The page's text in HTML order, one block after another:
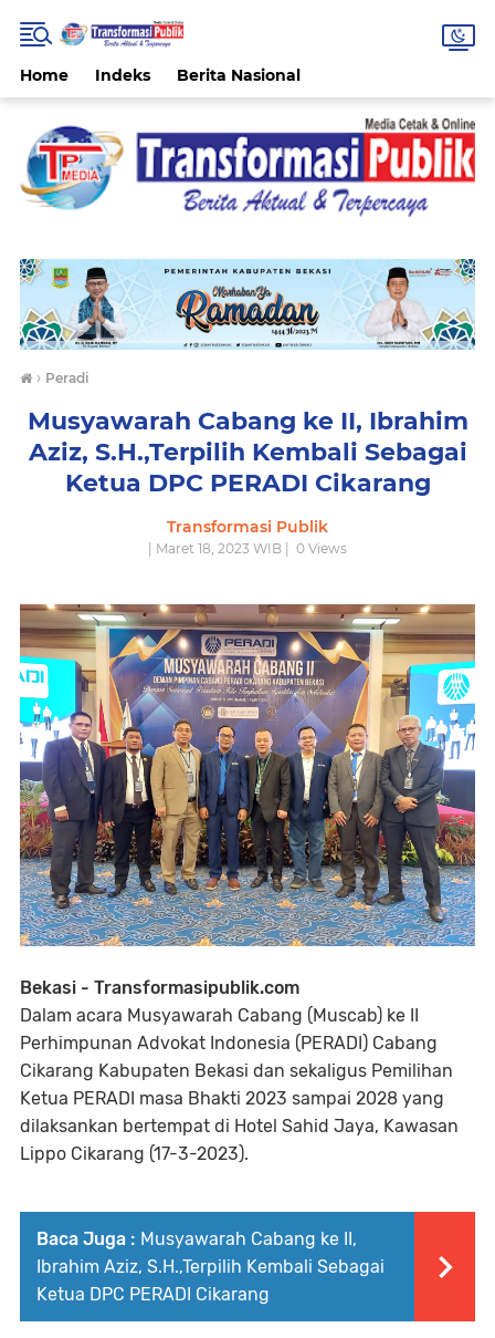
Home Indeks Berita Nasional
› Peradi
Musyawarah Cabang ke II, Ibrahim
Aziz, S.H.,Terpilih Kembali Sebagai
Ketua DPC PERADI Cikarang
Transformasi Publik
| Maret 18, 2023 WIB | 0 Views
Bekasi - Transformasipublik.com
Dalam acara Musyawarah Cabang (Muscab) ke II
Perhimpunan Advokat Indonesia (PERADI) Cabang
Cikarang Kabupaten Bekasi dan sekaligus Pemilihan
Ketua PERADI masa Bhakti 2023 sampai 2028 yang
dilaksankan bertempat di Hotel Sahid Jaya, Kawasan
Lippo Cikarang (17-3-2023).
Baca Juga : Musyawarah Cabang ke II,
Ibrahim Aziz, S.H.,Terpilih Kembali Sebagai
Ketua DPC PERADI Cikarang